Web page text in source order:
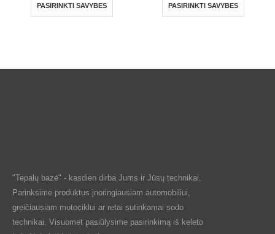
PASIRINKTI SAVYBES PASIRINKTI SAVYBES
"Tepalų bazė" - kasdien dirba Jums ir Jūsų technikai.
Parinksime produktus įnoringiausiam automobiliui,
greičiausiam motociklui ar retai sutinkamai sodo
technikai. Visuomet pasiūlysime pasirinkimą iš keleto